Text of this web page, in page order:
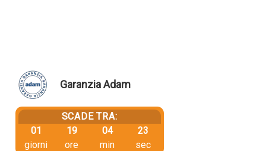
Garanzia Adam
SCADE TRA:
01
giorni
19
ore
04
min
23
sec